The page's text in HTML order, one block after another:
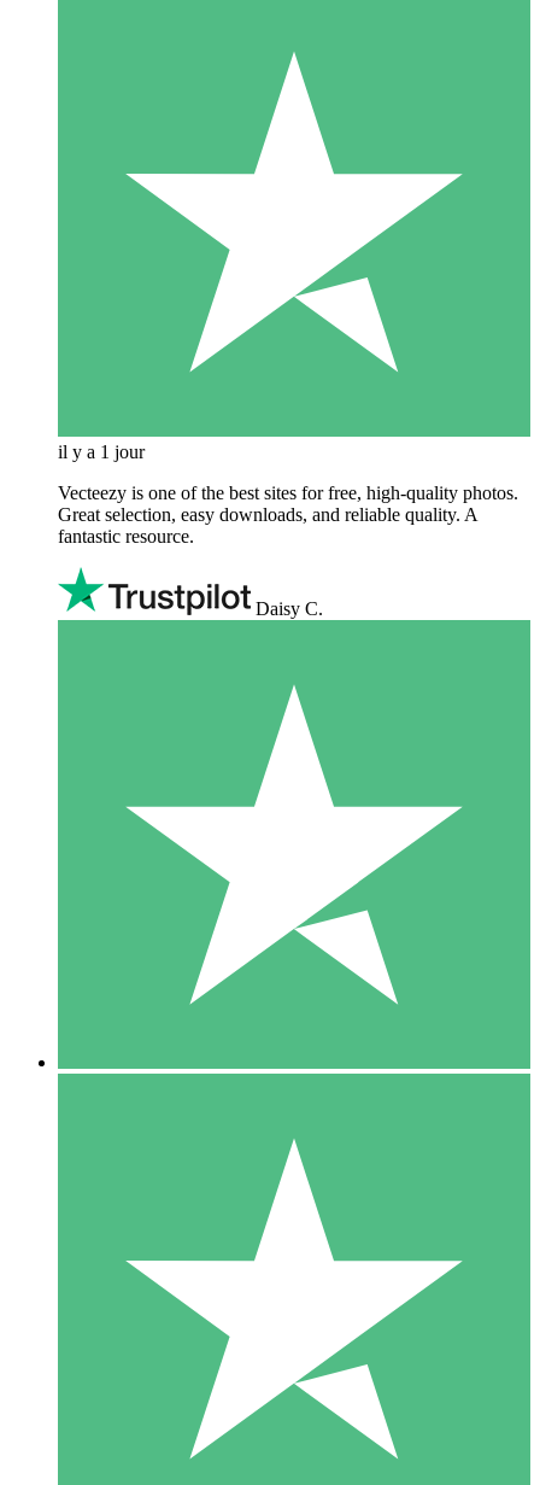
il y a 1 jour
Vecteezy is one of the best sites for free, high‑quality photos.
Great selection, easy downloads, and reliable quality. A
fantastic resource.
Daisy C.